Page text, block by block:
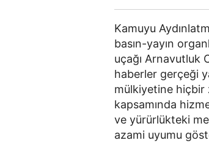
Kamuyu
basın-yayın
uçağı Arnavutluk
haberler gerçeği
mülkiyetine hiçbir
kapsamında
ve yürürlükteki
azami uyumu